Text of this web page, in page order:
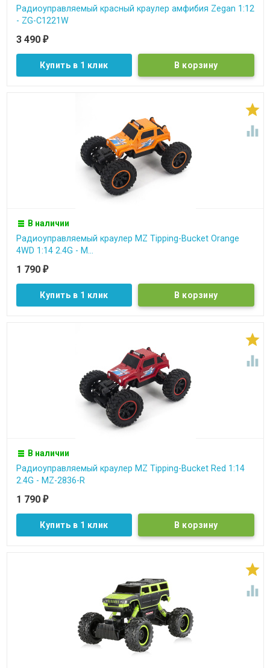
Радиоуправляемый красный краулер амфибия Zegan 1:12
- ZG-C1221W
3 490 ₽
Купить в 1 клик


В наличии
Радиоуправляемый краулер MZ Tipping-Bucket Orange
4WD 1:14 2.4G - M...
1 790 ₽
Купить в 1 клик


В наличии
Радиоуправляемый краулер MZ Tipping-Bucket Red 1:14
2.4G - MZ-2836-R
1 790 ₽
Купить в 1 клик

